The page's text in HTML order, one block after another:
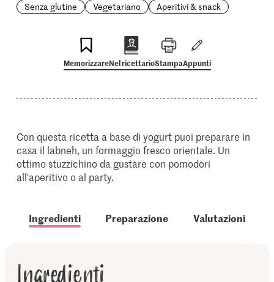
Senza glutine
Vegetariano Aperitivi & snack
MemorizzareNel ricettarioStampaAppunti
Con questa ricetta a base di yogurt puoi preparare in
casa il labneh, un formaggio fresco orientale. Un
ottimo stuzzichino da gustare con pomodori
all'aperitivo o al party.
Ingredienti Preparazione Valutazioni